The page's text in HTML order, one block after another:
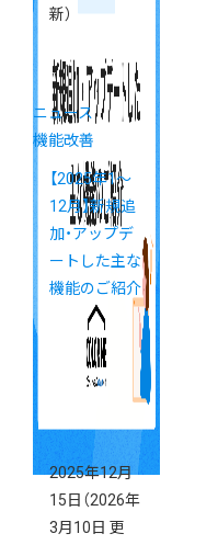
新）
ニュース
機能改善
【2025年1～
12月】新規追
加・アップデ
ートした主な
機能のご紹介
2025年12月
15日 （2026年
3月10日 更